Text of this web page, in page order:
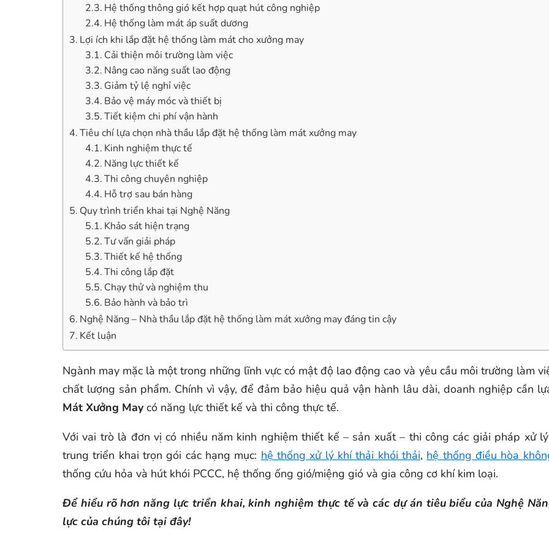
Hệ thống thông gió kết hợp quạt hút công nghiệp
Hệ thống làm mát áp suất dương
Lợi ích khi lắp đặt hệ thống làm mát cho xưởng may
Cải thiện môi trường làm việc
Nâng cao năng suất lao động
Giảm tỷ lệ nghỉ việc
Bảo vệ máy móc và thiết bị
Tiết kiệm chi phí vận hành
Tiêu chí lựa chọn nhà thầu lắp đặt hệ thống làm mát xưởng may
Kinh nghiệm thực tế
Năng lực thiết kế
Thi công chuyên nghiệp
Hỗ trợ sau bán hàng
Quy trình triển khai tại Nghệ Năng
Khảo sát hiện trạng
Tư vấn giải pháp
Thiết kế hệ thống
Thi công lắp đặt
Chạy thử và nghiệm thu
Bảo hành và bảo trì
Nghệ Năng – Nhà thầu lắp đặt hệ thống làm mát xưởng may đáng tin cậy
Kết luận
Ngành may mặc là một trong những lĩnh vực có mật độ lao động cao và yêu cầu môi trường làm
chất lượng sản phẩm. Chính vì vậy, để đảm bảo hiệu quả vận hành lâu dài, doanh nghiệp cần
Mát Xưởng May có năng lực thiết kế và thi công thực tế.
Với vai trò là đơn vị có nhiều năm kinh nghiệm thiết kế – sản xuất – thi công các giải pháp xử
trung triển khai trọn gói các hạng mục: hệ thống xử lý khí thải khói thải, hệ thống điều hòa
thống cứu hỏa và hút khói PCCC, hệ thống ống gió/miệng gió và gia công cơ khí kim loại.
Để hiểu rõ hơn năng lực triển khai, kinh nghiệm thực tế và các dự án tiêu biểu của Nghệ
lực của chúng tôi tại đây!